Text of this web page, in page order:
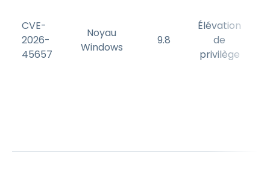
CVE-
2026-
45657
Noyau
Windows
9.8
Élévation
de
privilège